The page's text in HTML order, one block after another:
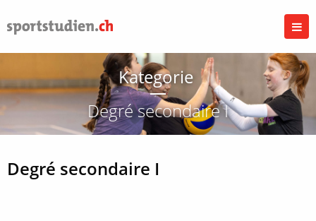
Kategorie
Degré secondaire I
Degré secondaire I